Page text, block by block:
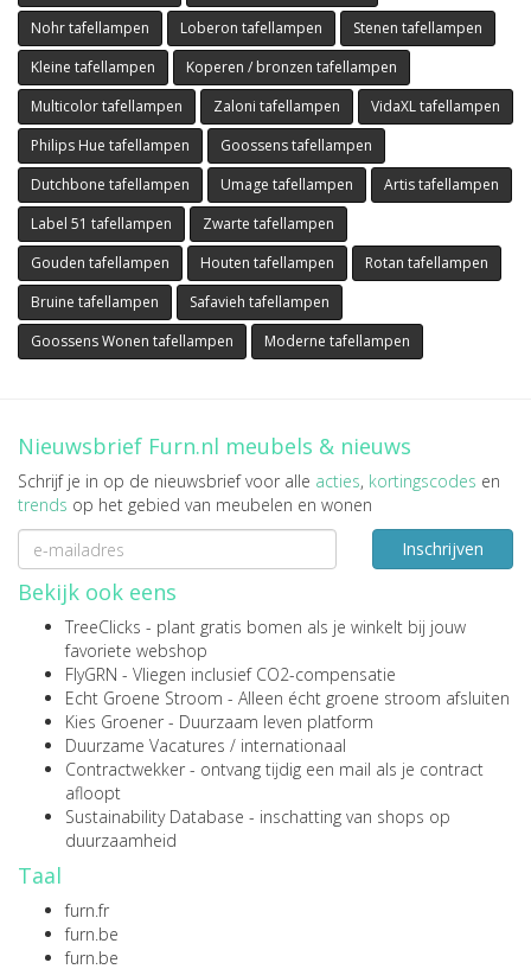
Nohr tafellampen
Loberon tafellampen
Stenen tafellampen
Kleine tafellampen
Koperen / bronzen tafellampen
Multicolor tafellampen
Zaloni tafellampen
VidaXL tafellampen
Philips Hue tafellampen
Goossens tafellampen
Dutchbone tafellampen
Umage tafellampen
Artis tafellampen
Label 51 tafellampen
Zwarte tafellampen
Gouden tafellampen
Houten tafellampen
Rotan tafellampen
Bruine tafellampen
Safavieh tafellampen
Goossens Wonen tafellampen
Moderne tafellampen
Nieuwsbrief Furn.nl meubels & nieuws
Schrijf je in op de nieuwsbrief voor alle acties, kortingscodes en
trends op het gebied van meubelen en wonen
Inschrijven
Bekijk ook eens
TreeClicks - plant gratis bomen als je winkelt bij jouw
favoriete webshop
FlyGRN - Vliegen inclusief CO2-compensatie
Echt Groene Stroom - Alleen écht groene stroom afsluiten
Kies Groener - Duurzaam leven platform
Duurzame Vacatures / internationaal
Contractwekker - ontvang tijdig een mail als je contract
afloopt
Sustainability Database - inschatting van shops op
duurzaamheid
Taal
furn.fr
furn.be
furn.be